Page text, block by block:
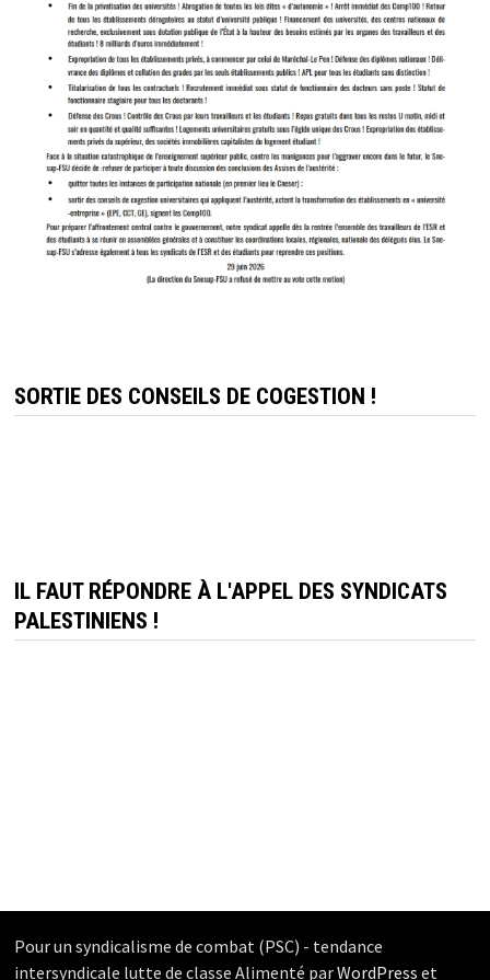
SORTIE DES CONSEILS DE COGESTION !
IL FAUT RÉPONDRE À L'APPEL DES SYNDICATS
PALESTINIENS !
Pour un syndicalisme de combat (PSC) - tendance
intersyndicale lutte de classe Alimenté parWordPress et